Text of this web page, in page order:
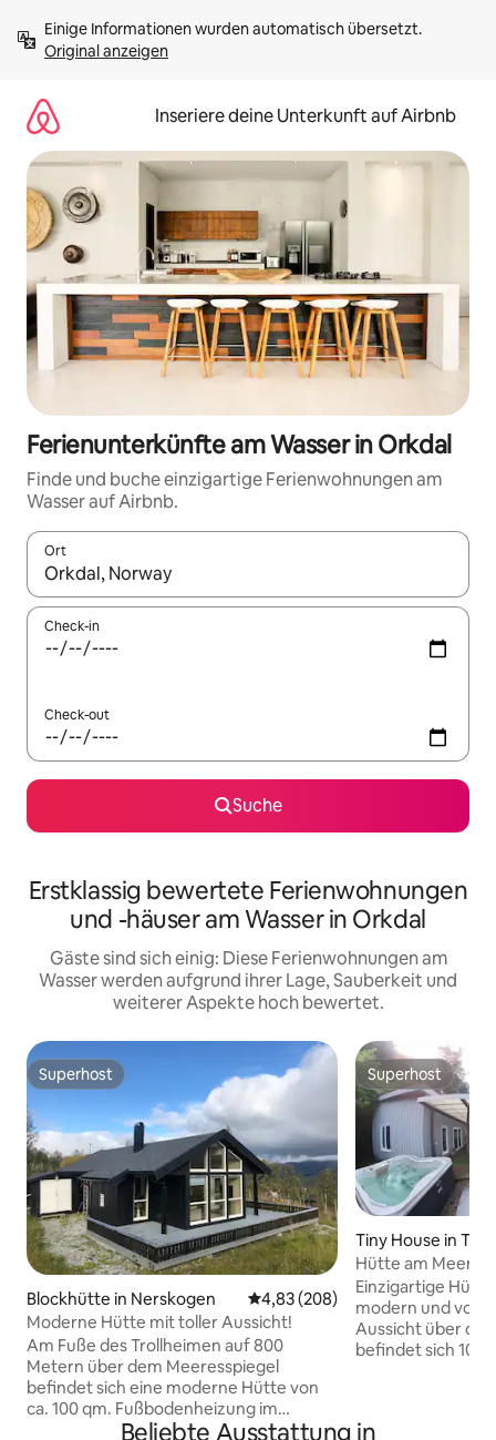
Inhalten
springenOriginal anzeigen
Inseriere deine Unterkunft auf Airbnb
Ferienunterkünfte am Wasser in Orkdal
Finde und buche einzigartige Ferienwohnungen am
Wasser auf Airbnb.
Ort
Wenn Ergebnisse verfügbar sind, navigiere mit den
Check-in
Check-out
Suche
Erstklassig bewertete Ferienwohnungen
und -häuser am Wasser in Orkdal
Gäste sind sich einig: Diese Ferienwohnungen am
Wasser werden aufgrund ihrer Lage, Sauberkeit und
weiterer Aspekte hoch bewertet.
Superhost
Superhost
Blockhütte in Nerskogen Durchschnittliche Bewertung:
4,83 (208)
Moderne Hütte mit toller Aussicht!
Am Fuße des Trollheimen auf 800
Metern über dem Meeresspiegel
befindet sich eine moderne Hütte von
ca. 100 qm. Fußbodenheizung im
Wohnzimmer/in der Küche, im
Superhost
Superhost
Tiny House in
Hütte am Meer
Einzigartige
modern und voll
Aussicht über
befindet sich
für bis zu 2
Beliebte Ausstattung in